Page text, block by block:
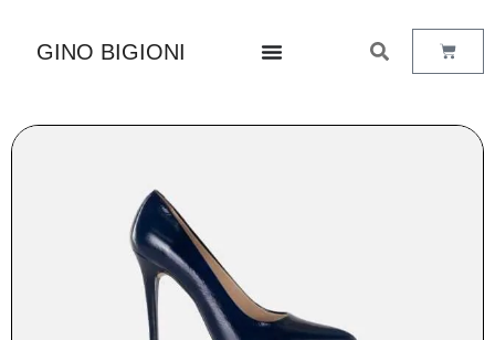
GINO BIGIONI